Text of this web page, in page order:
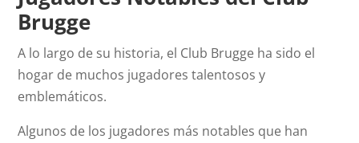
Brugge
A lo largo de su historia, el Club Brugge ha sido el
hogar de muchos jugadores talentosos y
emblemáticos.
Algunos de los jugadores más notables que han